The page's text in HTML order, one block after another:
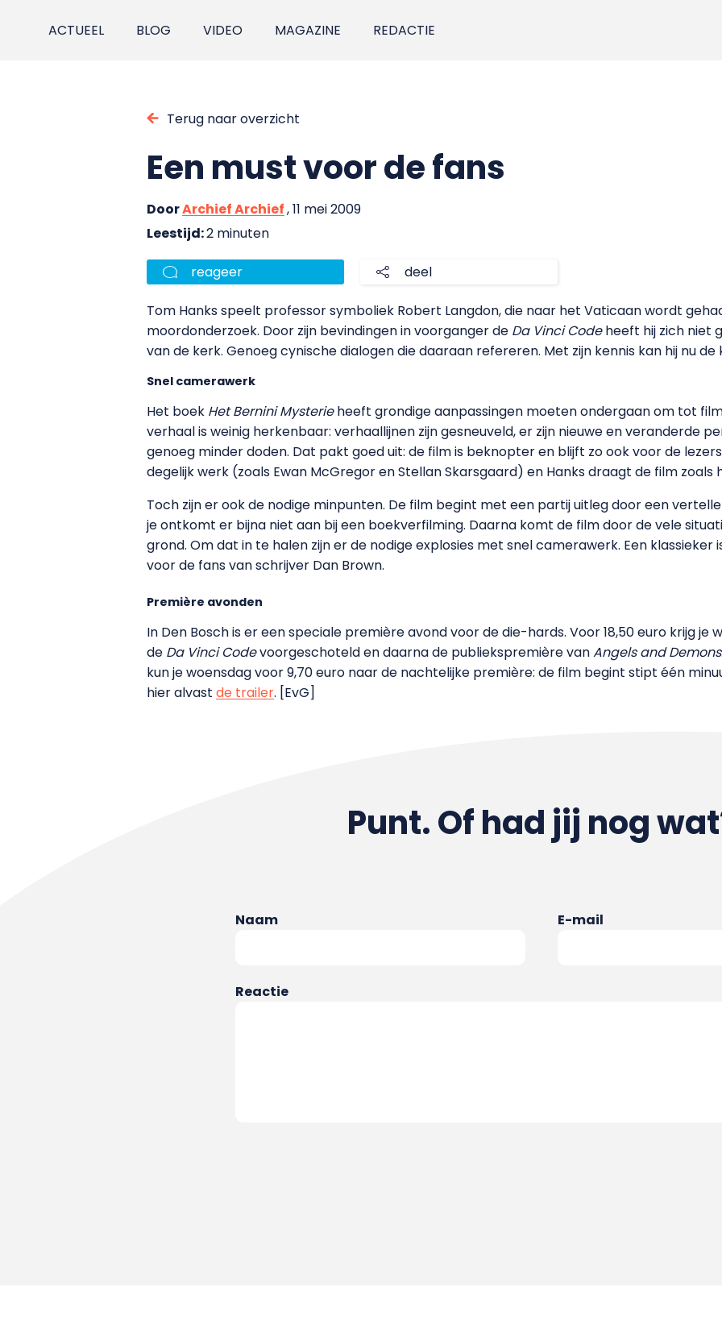
ACTUEEL BLOG VIDEO MAGAZINE REDACTIE
Terug naar overzicht
Een must voor de fans
DoorArchief Archief, 11 mei 2009
Leestijd:2 minuten
reageer deel
Tom Hanks speelt professor symboliek Robert Langdon, die naar het Vaticaan wordt
moordonderzoek. Door zijn bevindingen in voorganger de Da Vinci Codeheeft hij zich niet
van de kerk. Genoeg cynische dialogen die daaraan refereren. Met zijn kennis kan hij nu de
Snel camerawerk
Het boek Het Bernini Mysterieheeft grondige aanpassingen moeten ondergaan om tot
verhaal is weinig herkenbaar: verhaallijnen zijn gesneuveld, er zijn nieuwe en veranderde
genoeg minder doden. Dat pakt goed uit: de film is beknopter en blijft zo ook voor de
degelijk werk (zoals Ewan McGregor en Stellan Skarsgaard) en Hanks draagt de film zoals
Toch zijn er ook de nodige minpunten. De film begint met een partij uitleg door een
je ontkomt er bijna niet aan bij een boekverfilming. Daarna komt de film door de vele
grond. Om dat in te halen zijn er de nodige explosies met snel camerawerk. Een klassieker
voor de fans van schrijver Dan Brown.
Première avonden
In Den Bosch is er een speciale première avond voor de die-hards. Voor 18,50 euro krijg je
de Da Vinci Codevoorgeschoteld en daarna de publiekspremière vanAngels and Demons
kun je woensdag voor 9,70 euro naar de nachtelijke première: de film begint stipt één
hier alvast de trailer. [EvG]
Punt. Of had jij nog
Naam E-mail
Reactie